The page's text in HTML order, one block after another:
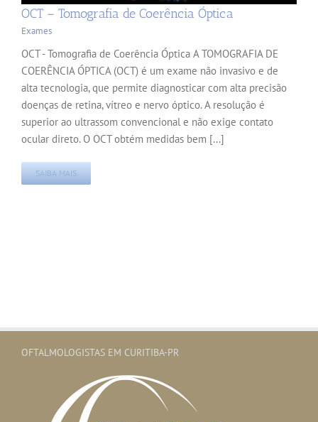
OCT – Tomografia de Coerência Óptica
Exames
OCT - Tomografia de Coerência Óptica A TOMOGRAFIA DE
COERÊNCIA ÓPTICA (OCT) é um exame não invasivo e de
alta tecnologia, que permite diagnosticar com alta precisão
doenças de retina, vítreo e nervo óptico. A resolução é
superior ao ultrassom convencional e não exige contato
ocular direto. O OCT obtém medidas bem [...]
SAIBA MAIS
OFTALMOLOGISTAS EM CURITIBA-PR